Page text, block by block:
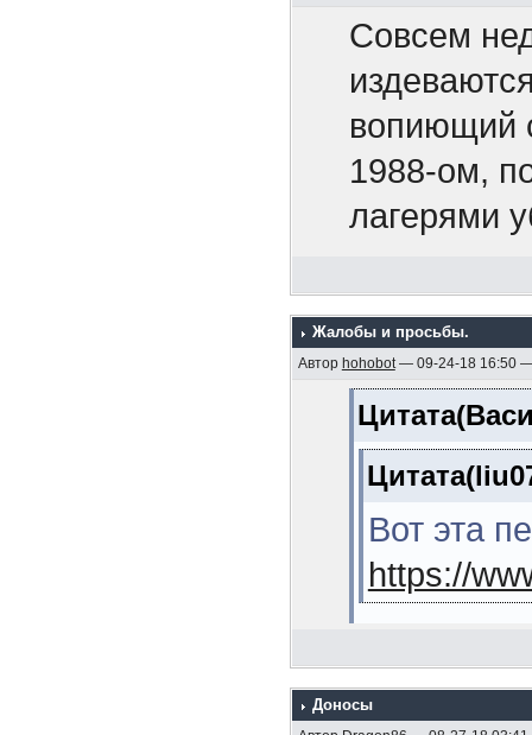
2005, 128
9.
Р.М. ,
10.
1925 гг.
(Кузнецов
12.
13.
В.Я. ,
14.
15.
стр.)
И тут не
завтра
Маркиз
Совсем
вопиющий
1988-ом,
лагерями
Так это
товарищ,
Жалобы и просьбы.
Автор hohobot— 09-24-18 16:50 —
Вот эта
https://
Лучше
Цитата
Доносы